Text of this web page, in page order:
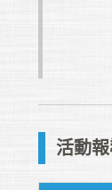
活動